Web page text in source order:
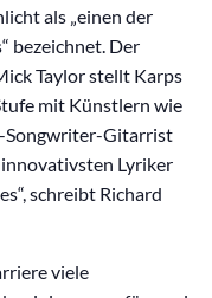
als „einen der
bezeichnet. Der
Taylor stellt Karps
mit Künstlern wie
Songwriter-Gitarrist
Lyriker
schreibt Richard
viele